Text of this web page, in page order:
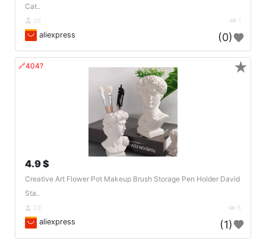
Cat..
DE 1
aliexpress (0)
🔗404?
4.9 $
Creative Art Flower Pot Makeup Brush Storage Pen Holder David
Sta..
DE 6
aliexpress (1)
★